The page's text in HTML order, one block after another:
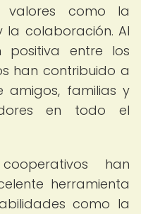
valores como la
colaboración. Al
positiva entre los
han contribuido a
amigos, familias y
en todo el
han
herramienta
como la